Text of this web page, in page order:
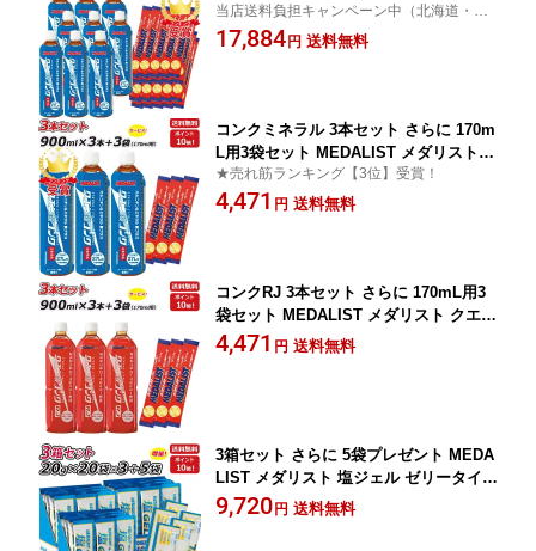
リスト クエン酸コンクミネラル 鉄プラ
ス 900mL×12本 1本で約27L分 クエン酸
当店送料負担キャンペーン中（北海道・沖
縄除く）
17,884 円 送料無料
コンクミネラル 3本セット さらに 170m
L用3袋セット MEDALIST メダリスト
クエン酸コンクミネラル 鉄プラス 900m
L×3本 1本で約27L分 アリスト 即納 ラ
★売れ筋ランキング【3位】受賞！
4,471 円 送料無料
コンクRJ 3本セット さらに 170mL用3
袋セット MEDALIST メダリスト クエン
酸コンク RJ900mL×3本 1本で約27L分
アリスト 即納 ラフィートスポーツ
4,471 円 送料無料
3箱セット さらに 5袋プレゼント MEDA
LIST メダリスト 塩ジェル ゼリータイプ
20g×20袋 熱中症対策 ミネラル補給・塩
分補給ジェル アリスト 即納 ラフィート
9,720 円 送料無料